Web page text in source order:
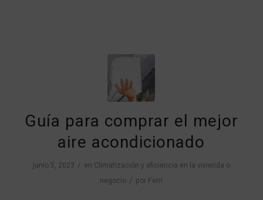
Guía para comprar el mejor
aire acondicionado
junio 5, 2023 / en Climatización y eficiencia en la vivienda o
negocio / por Ferri